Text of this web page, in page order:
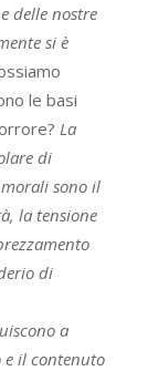
delle nostre
si è
le basi
La
di
sono il
la tensione
di
a
il contenuto